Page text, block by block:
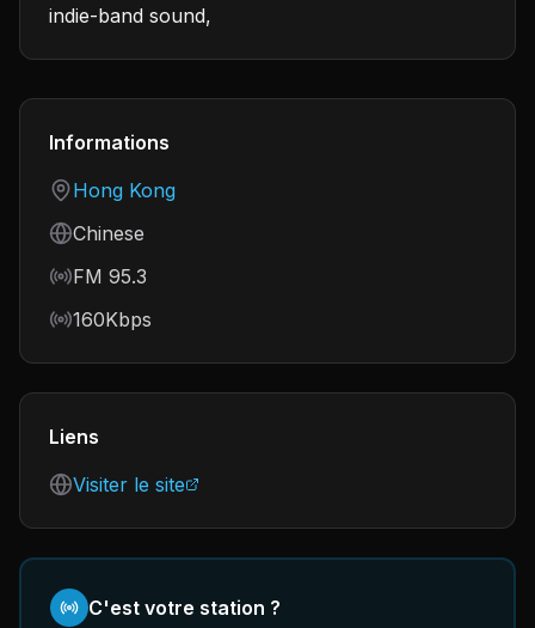
indie-band sound,
Informations
Country
Hong Kong
Language
Chinese
Frequency
FM 95.3
Bitrate
160Kbps
Liens
Visiter le site
C'est votre station ?